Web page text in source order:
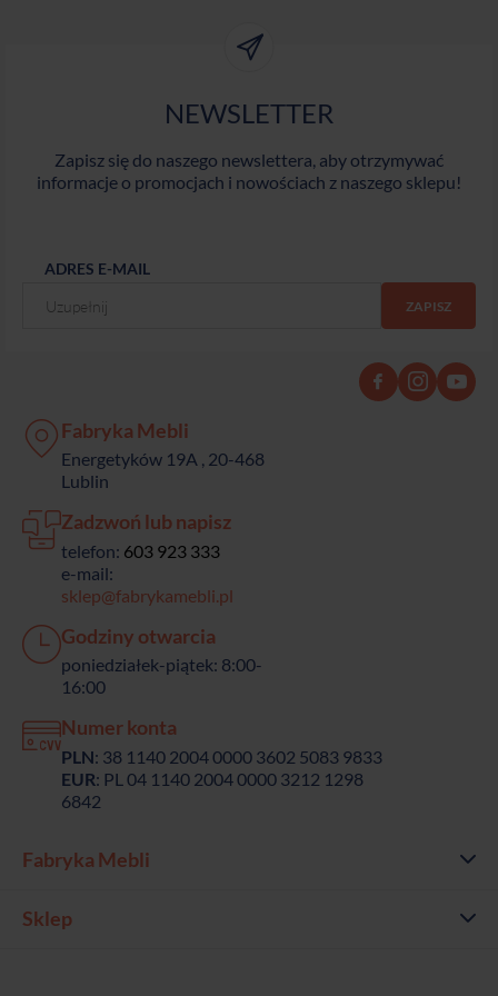
NEWSLETTER
Zapisz się do naszego newslettera, aby otrzymywać
informacje o promocjach i nowościach z naszego sklepu!
ADRES E-MAIL
Fabryka Mebli
Energetyków 19A , 20-468
Lublin
Zadzwoń lub napisz
telefon: 603 923 333
e-mail:
sklep@fabrykamebli.pl
Godziny otwarcia
poniedziałek-piątek: 8:00-
16:00
Numer konta
PLN: 38 1140 2004 0000 3602 5083 9833
EUR: PL 04 1140 2004 0000 3212 1298
6842
Fabryka Mebli
Sklep